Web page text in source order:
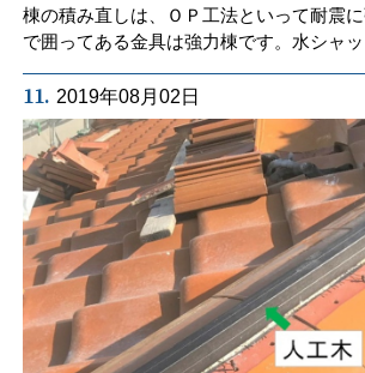
棟の積み直しは、ＯＰ工法といって耐震
で囲ってある金具は強力棟です。水シャッ
11. 2019年08月02日